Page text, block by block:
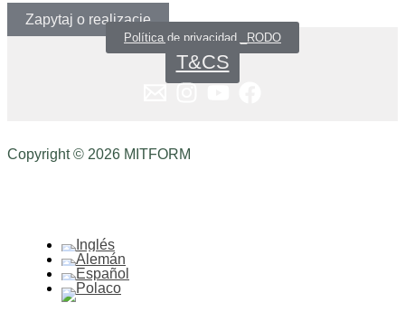
Zapytaj o realizację
Política de privacidad _RODO
T&CS
Copyright © 2026 MITFORM